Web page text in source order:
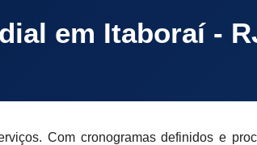
em Itaboraí -
Com cronogramas definidos e